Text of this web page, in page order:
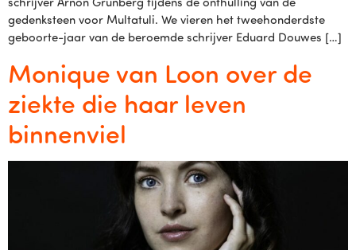
gedenksteen voor Multatuli. We vieren het tweehonderdste
geboorte-jaar van de beroemde schrijver Eduard Douwes […]
Monique van Loon over de
ziekte die haar leven
binnenviel